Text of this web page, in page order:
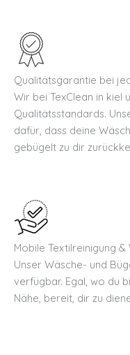
Qualitätsgarantie bei
Wir bei TexClean in kiel
Qualitätsstandards.
dafür, dass deine
gebügelt zu dir
Mobile Textilreinigung
Unser Wäsche- und
verfügbar. Egal, wo du
Nähe, bereit, dir zu